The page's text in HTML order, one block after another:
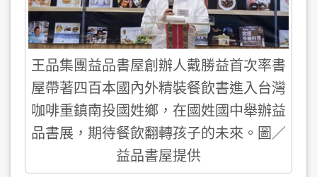
王品集團益品書屋創辦人戴勝益首次率書
屋帶著四百本國內外精裝餐飲書進入台灣
咖啡重鎮南投國姓鄉，在國姓國中舉辦益
品書展，期待餐飲翻轉孩子的未來。圖／
益品書屋提供